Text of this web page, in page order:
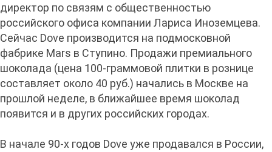
директор по связям с общественностью
российского офиса компании Лариса Иноземцева.
Сейчас Dove производится на подмосковной
фабрике Mars в Ступино. Продажи премиального
шоколада (цена 100-граммовой плитки в рознице
составляет около 40 руб.) начались в Москве на
прошлой неделе, в ближайшее время шоколад
появится и в других российских городах.
В начале 90-х годов Dove уже продавался в России,